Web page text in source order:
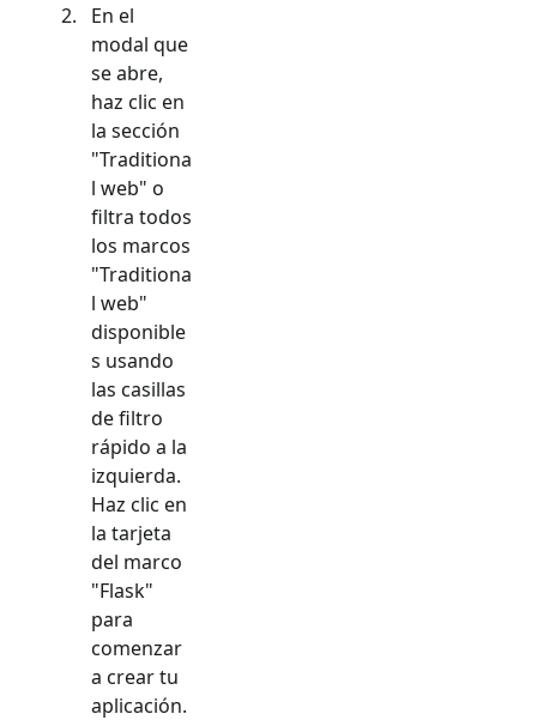
En el
modal que
se abre,
haz clic en
la sección
"Traditiona
l web" o
filtra todos
los marcos
"Traditiona
l web"
disponible
s usando
las casillas
de filtro
rápido a la
izquierda.
Haz clic en
la tarjeta
del marco
"Flask"
para
comenzar
a crear tu
aplicación.